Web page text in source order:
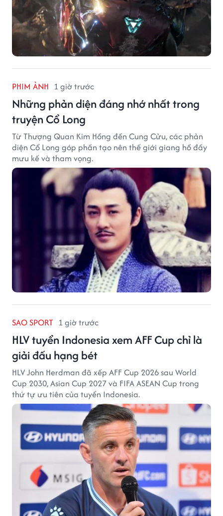
PHIM ẢNH 1 giờ trước
Những phản diện đáng nhớ nhất trong
truyện Cổ Long
Từ Thượng Quan Kim Hồng đến Cung Cửu, các phản
diện Cổ Long góp phần tạo nên thế giới giang hồ đầy
mưu kế và tham vọng.
SAO SPORT 1 giờ trước
HLV tuyển Indonesia xem AFF Cup chỉ là
giải đấu hạng bét
HLV John Herdman đã xếp AFF Cup 2026 sau World
Cup 2030, Asian Cup 2027 và FIFA ASEAN Cup trong
thứ tự ưu tiên của tuyển Indonesia.